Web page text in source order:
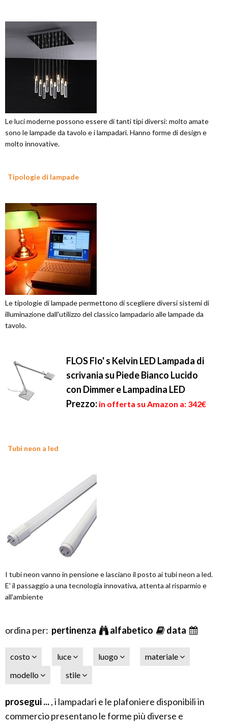
Le luci moderne possono essere di tanti tipi diversi: molto amate
sono le lampade da tavolo e i lampadari. Hanno forme di design e
molto innovative.
Tipologie di lampade
Le tipologie di lampade permettono di scegliere diversi sistemi di
illuminazione dall'utilizzo del classico lampadario alle lampade da
tavolo.
FLOS Flo' s Kelvin LED Lampada di
scrivania su Piede Bianco Lucido
con Dimmer e Lampadina LED
Prezzo: in offerta su Amazon a: 342€
Tubi neon a led
I tubi neon vanno in pensione e lasciano il posto ai tubi neon a led.
E' il passaggio a una tecnologia innovativa, attenta al risparmio e
all'ambiente
ordina per: pertinenza alfabetico data
costo luce luogo
materiale
modello
stile
prosegui ..., i lampadari e le plafoniere disponibili in
commercio presentano le forme più diverse e